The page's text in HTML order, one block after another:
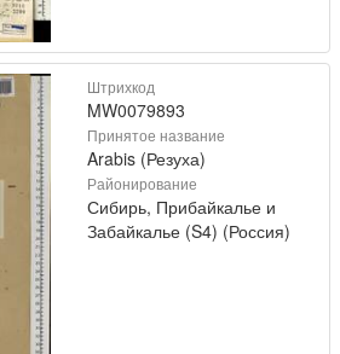
Штрихкод
MW0079893
Принятое название
Arabis (Резуха)
Районирование
Сибирь, Прибайкалье и
Забайкалье (S4) (Россия)